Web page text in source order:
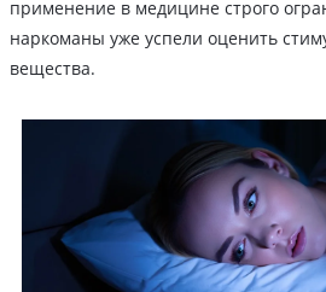
применение в медицине строго
наркоманы уже успели оценить
вещества.